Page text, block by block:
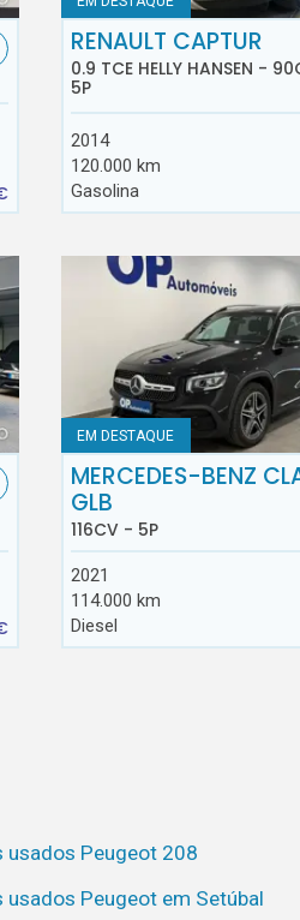
RENAULT CAPTUR
0.9 TCE HELLY HANSEN -
5P
2014
120.000 km
Gasolina
EM DESTAQUE
MERCEDES-BENZ
GLB
116CV - 5P
2021
114.000 km
Diesel
usados Peugeot 208
usados Peugeot em Setúbal